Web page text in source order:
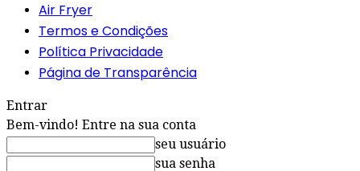
Air Fryer
Termos e Condições
Política Privacidade
Página de Transparência
Entrar
Bem-vindo! Entre na sua conta
seu usuário
sua senha